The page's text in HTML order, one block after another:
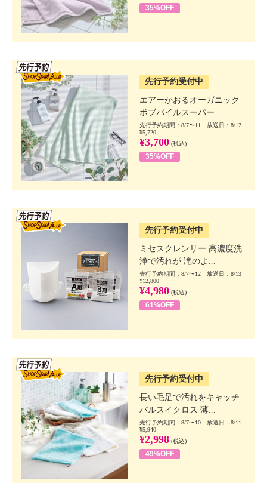
35%OFF
先行予約受付中
エアーかおるオーガニック
ボブパイルスーパー...
先行予約期間：8/7〜11 放送日：8/12
¥5,720
¥3,700 (税込)
35%OFF
先行予約受付中
ミセスクレンリー 高濃度洗
浄で汚れが 滝のよ...
先行予約期間：8/7〜12 放送日：8/13
¥12,800
¥4,980 (税込)
61%OFF
先行予約受付中
長い毛足で汚れをキャッチ
パルスイクロス 薄...
先行予約期間：8/7〜10 放送日：8/11
¥5,940
¥2,998 (税込)
49%OFF